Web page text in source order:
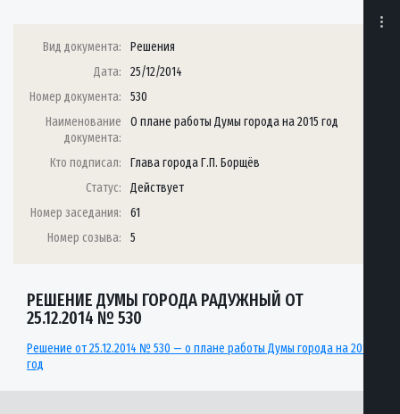
Вид документа:
Решения
Дата:
25/12/2014
Номер документа:
530
Наименование
документа:
О плане работы Думы города на 2015 год
Кто подписал:
Глава города Г.П. Борщёв
Статус:
Действует
Номер заседания:
61
Номер созыва:
5
РЕШЕНИЕ ДУМЫ ГОРОДА РАДУЖНЫЙ ОТ
25.12.2014 № 530
Решение от 25.12.2014 № 530 — о плане работы Думы города на 2015
год